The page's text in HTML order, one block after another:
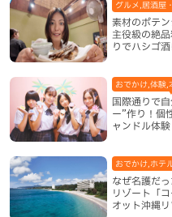
素材のポテ
主役級の絶
りでハシゴ
グルメ,居酒屋
国際通りで
ー”作り！個
ャンドル体
おでかけ,体験,
なぜ名護だ
リゾート「
オット沖縄
おでかけ,ホテ